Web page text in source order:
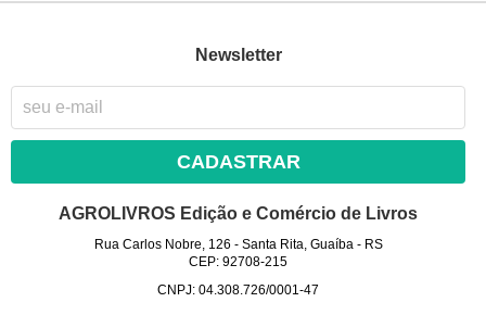
Newsletter
CADASTRAR
AGROLIVROS Edição e Comércio de Livros
Rua Carlos Nobre, 126 - Santa Rita, Guaíba- RS
CEP: 92708-215
CNPJ: 04.308.726/0001-47